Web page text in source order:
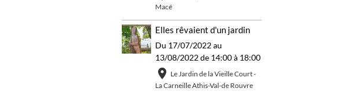
Macé
Elles rêvaient d'un jardin
Du 17/07/2022au
13/08/2022de 14:00à 18:00
Le Jardin de la Vieille Court -
La Carneille Athis-Val-de Rouvre